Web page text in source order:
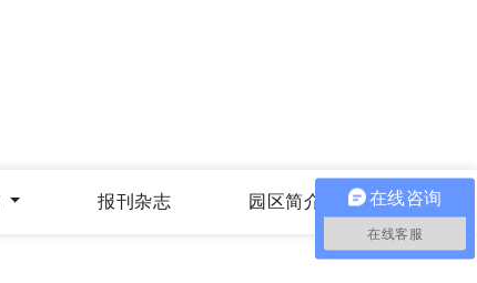
报刊杂志 园区简介 在线咨询
在线客服